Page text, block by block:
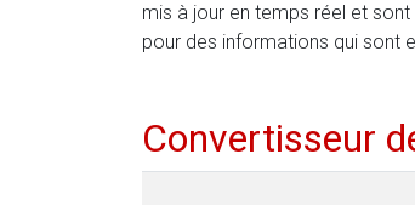
mis à jour en temps réel et
pour des informations qui sont
Convertisseur